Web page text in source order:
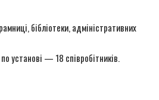
бібліотеки, адміністративних
установі — 18 співробітників.